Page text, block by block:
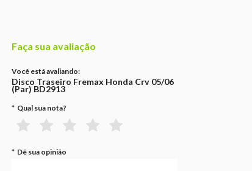
Faça sua avaliação
Você está avaliando:
Disco Traseiro Fremax Honda Crv 05/06
(Par) BD2913
* Qual sua nota?
* Dê sua opinião